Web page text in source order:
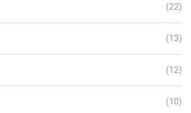
(22)
(13)
(12)
(10)